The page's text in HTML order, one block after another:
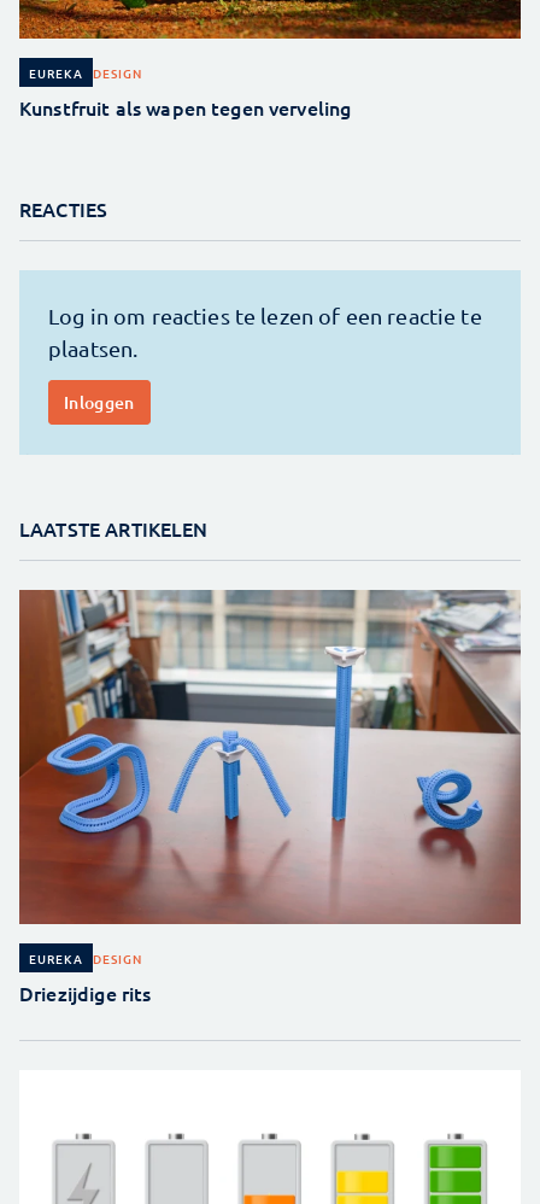
EUREKA DESIGN
Kunstfruit als wapen tegen verveling
REACTIES
LAATSTE ARTIKELEN
EUREKA DESIGN
Driezijdige rits